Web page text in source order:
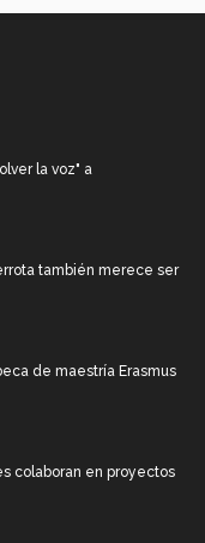
la voz" a
también merece ser
de maestría Erasmus
colaboran en proyectos